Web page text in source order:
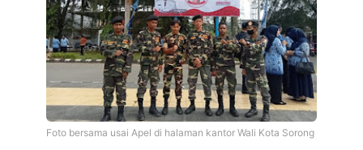
Foto bersama usai Apel di halaman kantor Wali Kota Sorong